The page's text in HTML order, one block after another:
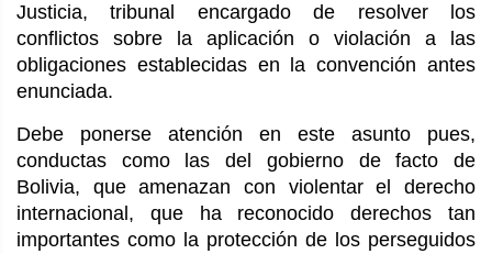
Justicia, tribunal encargado de resolver los
conflictos sobre la aplicación o violación a las
obligaciones establecidas en la convención antes
enunciada.
Debe ponerse atención en este asunto pues,
conductas como las del gobierno de facto de
Bolivia, que amenazan con violentar el derecho
internacional, que ha reconocido derechos tan
importantes como la protección de los perseguidos